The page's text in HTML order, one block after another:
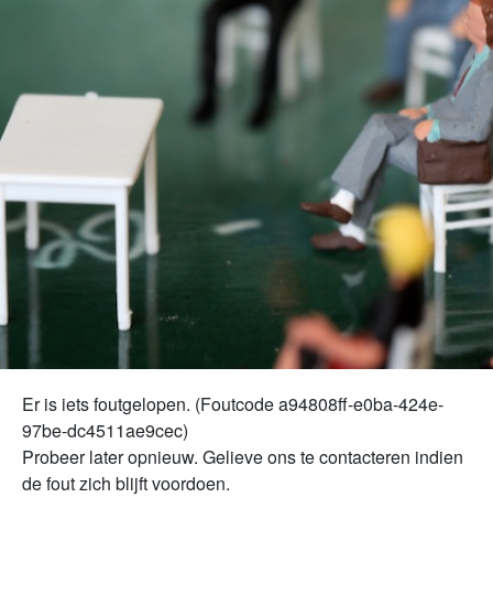
Er is iets foutgelopen. (Foutcodea94808ff-e0ba-424e-
97be-dc4511ae9cec)
Probeer later opnieuw. Gelieve ons te contacteren indien
de fout zich blijft voordoen.